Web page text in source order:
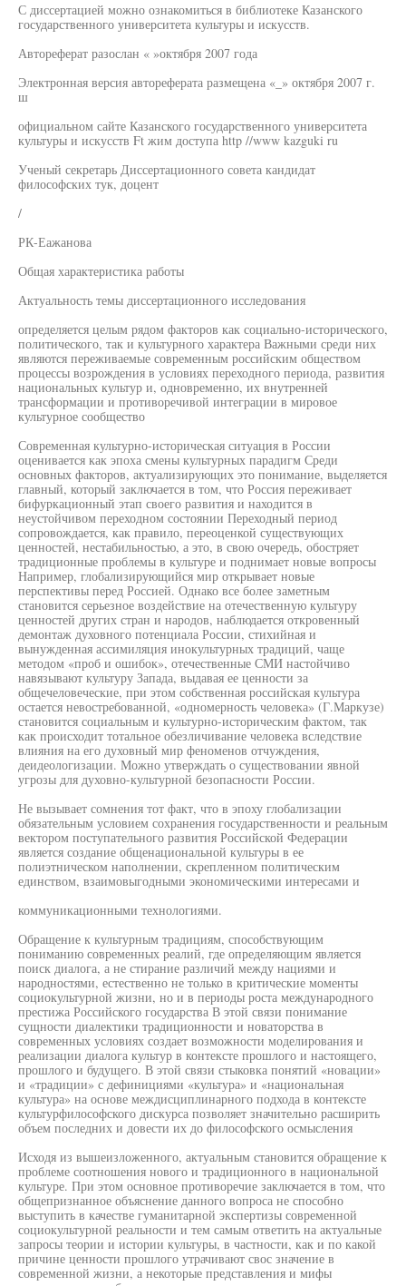
С диссертацией можно ознакомиться в библиотеке Казанского
государственного университета культуры и искусств.
Автореферат разослан « »октября 2007 года
Электронная версия автореферата размещена «_» октября 2007 г.
ш
официальном сайте Казанского государственного университета
культуры и искусств Ft жим доступа http //www kazguki ru
Ученый секретарь Диссертационного совета кандидат
философских тук, доцент
/
РК-Еажанова
Общая характеристика работы
Актуальность темы диссертационного исследования
определяется целым рядом факторов как социально-исторического,
политического, так и культурного характера Важными среди них
являются переживаемые современным российским обществом
процессы возрождения в условиях переходного периода, развития
национальных культур и, одновременно, их внутренней
трансформации и противоречивой интеграции в мировое
культурное сообщество
Современная культурно-историческая ситуация в России
оценивается как эпоха смены культурных парадигм Среди
основных факторов, актуализирующих это понимание, выделяется
главный, который заключается в том, что Россия переживает
бифуркационный этап своего развития и находится в
неустойчивом переходном состоянии Переходный период
сопровождается, как правило, переоценкой существующих
ценностей, нестабильностью, а это, в свою очередь, обостряет
традиционные проблемы в культуре и поднимает новые вопросы
Например, глобализирующийся мир открывает новые
перспективы перед Россией. Однако все более заметным
становится серьезное воздействие на отечественную культуру
ценностей других стран и народов, наблюдается откровенный
демонтаж духовного потенциала России, стихийная и
вынужденная ассимиляция инокультурных традиций, чаще
методом «проб и ошибок», отечественные СМИ настойчиво
навязывают культуру Запада, выдавая ее ценности за
общечеловеческие, при этом собственная российская культура
остается невостребованной, «одномерность человека» (Г.Маркузе)
становится социальным и культурно-историческим фактом, так
как происходит тотальное обезличивание человека вследствие
влияния на его духовный мир феноменов отчуждения,
деидеологизации. Можно утверждать о существовании явной
угрозы для духовно-культурной безопасности России.
Не вызывает сомнения тот факт, что в эпоху глобализации
обязательным условием сохранения государственности и реальным
вектором поступательного развития Российской Федерации
является создание общенациональной культуры в ее
полиэтническом наполнении, скрепленном политическим
единством, взаимовыгодными экономическими интересами и
коммуникационными технологиями.
Обращение к культурным традициям, способствующим
пониманию современных реалий, где определяющим является
поиск диалога, а не стирание различий между нациями и
народностями, естественно не только в критические моменты
социокультурной жизни, но и в периоды роста международного
престижа Российского государства В этой связи понимание
сущности диалектики традиционности и новаторства в
современных условиях создает возможности моделирования и
реализации диалога культур в контексте прошлого и настоящего,
прошлого и будущего. В этой связи стыковка понятий «новации»
и «традиции» с дефинициями «культура» и «национальная
культура» на основе междисциплинарного подхода в контексте
культурфилософского дискурса позволяет значительно расширить
объем последних и довести их до философского осмысления
Исходя из вышеизложенного, актуальным становится обращение к
проблеме соотношения нового и традиционного в национальной
культуре. При этом основное противоречие заключается в том, что
общепризнанное объяснение данного вопроса не способно
выступить в качестве гуманитарной экспертизы современной
социокультурной реальности и тем самым ответить на актуальные
запросы теории и истории культуры, в частности, как и по какой
причине ценности прошлого утрачивают свос значение в
современной жизни, а некоторые представления и мифы